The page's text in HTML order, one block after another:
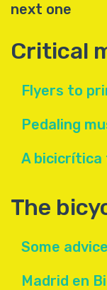
next one
Critical
Flyers to
Pedaling
A bicicrítica
The
Some advice
Madrid en